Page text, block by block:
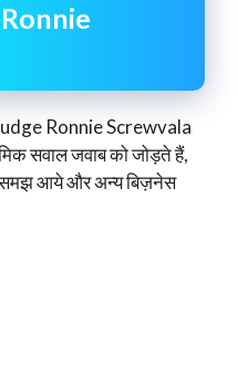
Ronnie Screwvala
सवाल जवाब को जोड़ते हैं,
समझ आये और अन्य बिज़नेस